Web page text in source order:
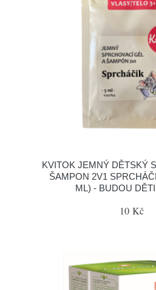
KVITOK JEMNÝ DĚTSKÝ
ŠAMPON 2V1
ML) - BUDOU
10 Kč